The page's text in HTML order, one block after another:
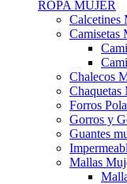
ROPA MUJER
Calcetines
Camisetas
Chalecos
Chaquetas
Forros
Gorros y
Guantes
Mallas